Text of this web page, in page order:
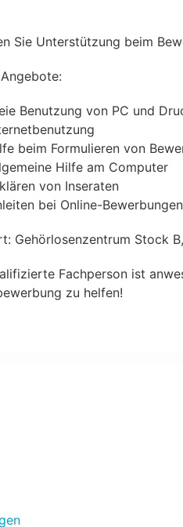
Sie Unterstützung beim
Benutzung von PC und
beim Formulieren von
Hilfe am Computer
von Inseraten
bei Online-Bewerbungen
Gehörlosenzentrum Stock
Fachperson ist
zu helfen!